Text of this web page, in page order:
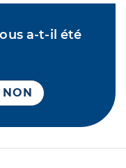
a-t-il été
NON